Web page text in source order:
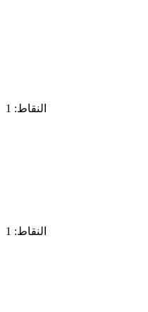
النقاط: 1
النقاط: 1